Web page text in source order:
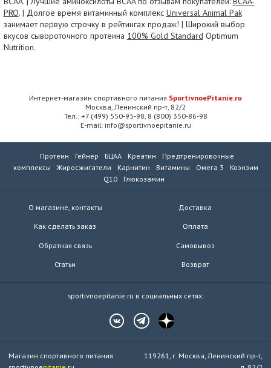
PRO. | Долгое время витаминный комплекс Universal Animal Pak
занимает первую строчку в рейтингах продаж! | Широкий выбор
вкусов сывороточного протеина 100% Gold Standard Optimum
Nutrition.
Интернет-магазин спортивного питания SportivnoePitanie.ru
Москва, Ленинский пр-т, 82/2
Тел.: +7 (499) 550-95-98, 8 (800) 350-86-98
E-mail: info@sportivnoepitanie.ru
Протеин Гейнер БЦАА Креатин
Предтренировочные
комплексы
Жиросжигатели Карнитин Витамины Омега 3
Коэнзим
Q10
Глюкозамин
О магазине, контакты
Как сделать заказ
Обратная связь
Статьи
Доставка
Оплата
Самовывоз
Возврат
sportivnoepitanie.ru в социальных сетях:
Магазин спортивного питания
119261, г. Москва, Ленинский пр-т,